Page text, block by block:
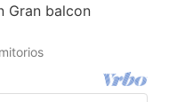
Gran balcon